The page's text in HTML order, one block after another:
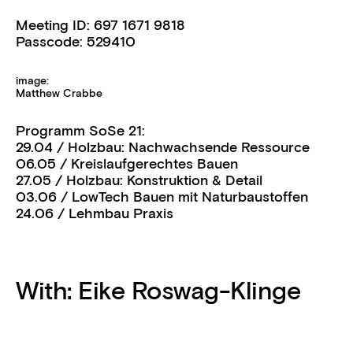
Meeting ID: 697 1671 9818
Passcode: 529410
image:
Matthew Crabbe
Programm SoSe 21:
29.04 / Holzbau: Nachwachsende Ressource
06.05 / Kreislaufgerechtes Bauen
27.05 / Holzbau: Konstruktion & Detail
03.06 / LowTech Bauen mit Naturbaustoffen
24.06 / Lehmbau Praxis
With: Eike Roswag-Klinge